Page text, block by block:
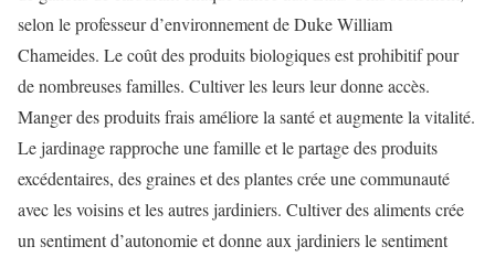
selon le professeur d’environnement de Duke William
Chameides. Le coût des produits biologiques est prohibitif pour
de nombreuses familles. Cultiver les leurs leur donne accès.
Manger des produits frais améliore la santé et augmente la vitalité.
Le jardinage rapproche une famille et le partage des produits
excédentaires, des graines et des plantes crée une communauté
avec les voisins et les autres jardiniers. Cultiver des aliments crée
un sentiment d’autonomie et donne aux jardiniers le sentiment